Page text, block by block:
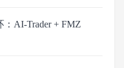
AI-Trader + FMZ